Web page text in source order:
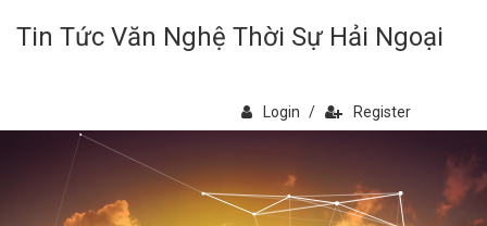
Tin Tức Văn Nghệ Thời Sự Hải Ngoại
Login / Register